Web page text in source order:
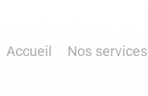
Accueil Nos services